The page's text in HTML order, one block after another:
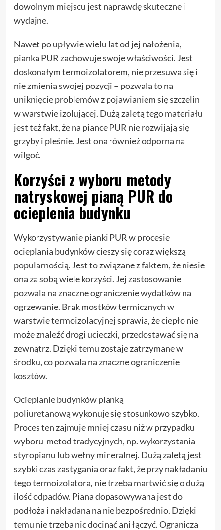
dowolnym miejscu jest naprawdę skuteczne i
wydajne.
Nawet po upływie wielu lat od jej nałożenia,
pianka PUR zachowuje swoje właściwości. Jest
doskonałym termoizolatorem, nie przesuwa się i
nie zmienia swojej pozycji – pozwala to na
uniknięcie problemów z pojawianiem się szczelin
w warstwie izolującej. Dużą zaletą tego materiału
jest też fakt, że na piance PUR nie rozwijają się
grzyby i pleśnie. Jest ona również odporna na
wilgoć.
Korzyści z wyboru metody
natryskowej pianą PUR do
ocieplenia budynku
Wykorzystywanie pianki PUR w procesie
ocieplania budynków cieszy się coraz większą
popularnością. Jest to związane z faktem, że niesie
ona za sobą wiele korzyści. Jej zastosowanie
pozwala na znaczne ograniczenie wydatków na
ogrzewanie. Brak mostków termicznych w
warstwie termoizolacyjnej sprawia, że ciepło nie
może znaleźć drogi ucieczki, przedostawać się na
zewnątrz. Dzięki temu zostaje zatrzymane w
środku, co pozwala na znaczne ograniczenie
kosztów.
Ocieplanie budynków pianką
poliuretanowąwykonuje się stosunkowo szybko.
Proces ten zajmuje mniej czasu niż w przypadku
wyboru metod tradycyjnych, np. wykorzystania
styropianu lub wełny mineralnej. Dużą zaletą jest
szybki czas zastygania oraz fakt, że przy nakładaniu
tego termoizolatora, nie trzeba martwić się o dużą
ilość odpadów. Piana dopasowywana jest do
podłoża i nakładana na nie bezpośrednio. Dzięki
temu nie trzeba nic docinać ani łączyć. Ogranicza